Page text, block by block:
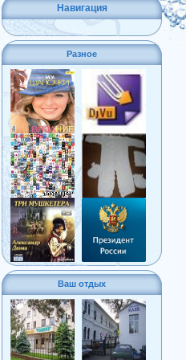
Навигация
Разное
Ваш отдых